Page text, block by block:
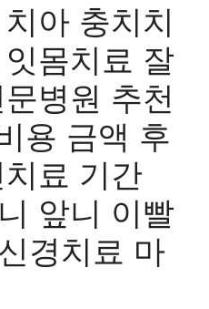
아 충치치
몸치료 잘
병원 추천
용 금액 후
료 기간
앞니 이빨
경치료 마